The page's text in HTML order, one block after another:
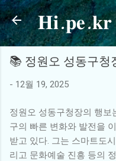
기본
📚 정원오 성동구청
- 12월 19, 2025
정원오 성동구청장의 행보
구의 빠른 변화와 발전을
받고 있다. 그는 스마트도
리고 문화예술 진흥 등의